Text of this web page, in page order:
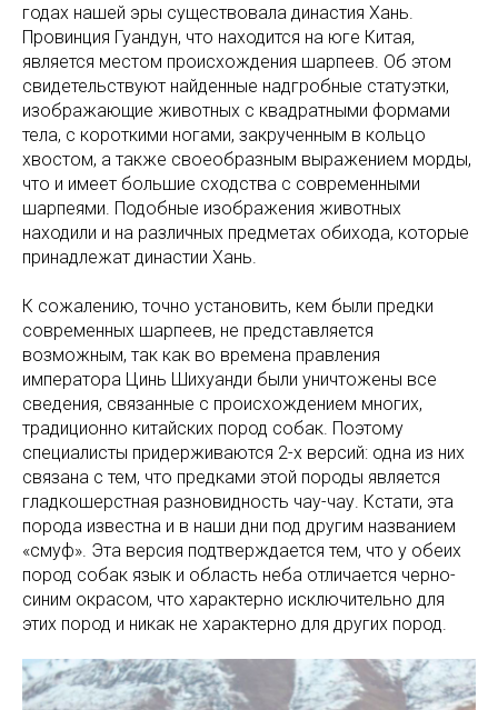
годах нашей эры существовала династия Хань.
Провинция Гуандун, что находится на юге Китая,
является местом происхождения шарпеев. Об этом
свидетельствуют найденные надгробные статуэтки,
изображающие животных с квадратными формами
тела, с короткими ногами, закрученным в кольцо
хвостом, а также своеобразным выражением морды,
что и имеет большие сходства с современными
шарпеями. Подобные изображения животных
находили и на различных предметах обихода, которые
принадлежат династии Хань.
К сожалению, точно установить, кем были предки
современных шарпеев, не представляется
возможным, так как во времена правления
императора Цинь Шихуанди были уничтожены все
сведения, связанные с происхождением многих,
традиционно китайских пород собак. Поэтому
специалисты придерживаются 2-х версий: одна из них
связана с тем, что предками этой породы является
гладкошерстная разновидность чау-чау. Кстати, эта
порода известна и в наши дни под другим названием
«смуф». Эта версия подтверждается тем, что у обеих
пород собак язык и область неба отличается черно-
синим окрасом, что характерно исключительно для
этих пород и никак не характерно для других пород.